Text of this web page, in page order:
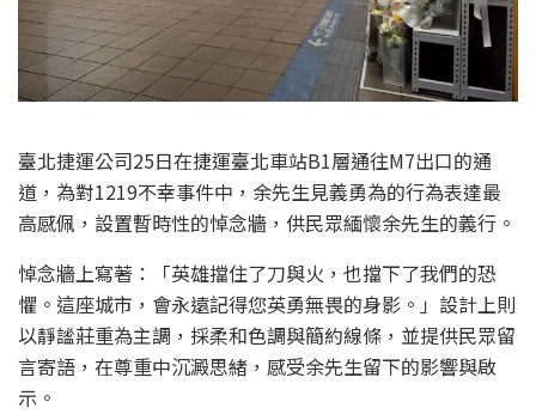
臺北捷運公司25日在捷運臺北車站B1層通往M7出口的通
道，為對1219不幸事件中，余先生見義勇為的行為表達最
高感佩，設置暫時性的悼念牆，供民眾緬懷余先生的義行。
悼念牆上寫著：「英雄擋住了刀與火，也擋下了我們的恐
懼。這座城市，會永遠記得您英勇無畏的身影。」設計上則
以靜謐莊重為主調，採柔和色調與簡約線條，並提供民眾留
言寄語，在尊重中沉澱思緒，感受余先生留下的影響與啟
示。